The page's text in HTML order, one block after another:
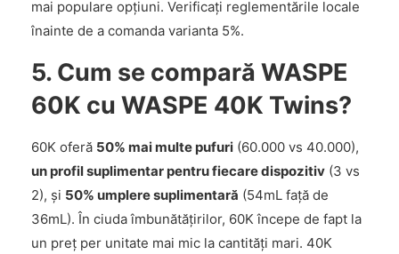
mai populare opțiuni. Verificați reglementările locale
înainte de a comanda varianta 5%.
5. Cum se compară WASPE
60K cu WASPE 40K Twins?
60K oferă 50% mai multe pufuri (60.000 vs 40.000),
un profil suplimentar pentru fiecare dispozitiv (3 vs
2), și 50% umplere suplimentară (54mL față de
36mL). În ciuda îmbunătățirilor, 60K începe de fapt la
un preț per unitate mai mic la cantități mari. 40K